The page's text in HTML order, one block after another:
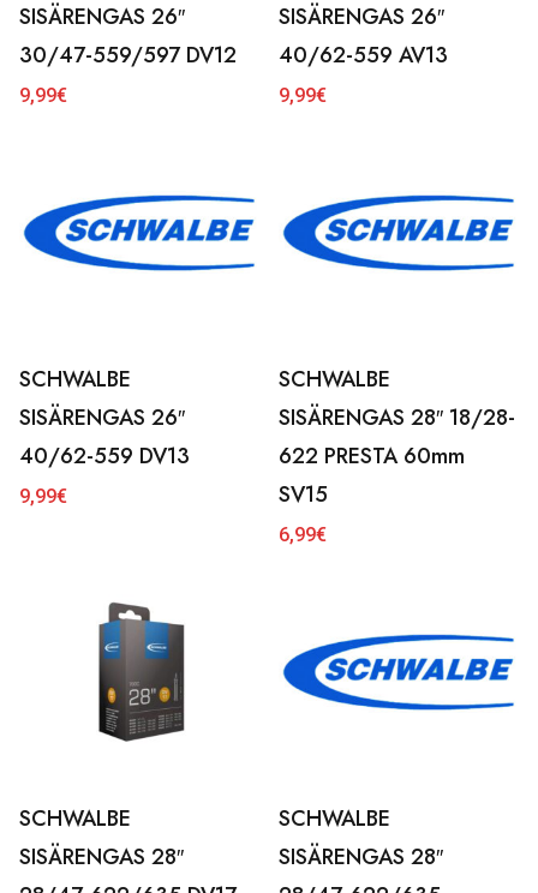
SISÄRENGAS 26″
30/47-559/597 DV12
9,99€
SISÄRENGAS 26″
40/62-559 AV13
9,99€
SCHWALBE
SISÄRENGAS 26″
40/62-559 DV13
9,99€
SCHWALBE
SISÄRENGAS 28″ 18/28-
622 PRESTA 60mm
SV15
6,99€
SCHWALBE
SISÄRENGAS 28″
SCHWALBE
SISÄRENGAS 28″